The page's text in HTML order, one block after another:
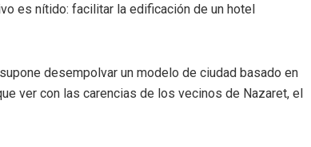
es nítido: facilitar la edificación de un hotel
desempolvar un modelo de ciudad basado en
ver con las carencias de los vecinos de Nazaret, el